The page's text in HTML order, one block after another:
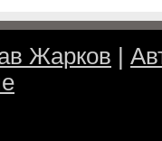
Жарков